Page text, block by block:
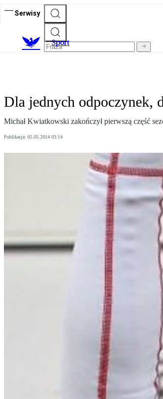
Serwisy
Sport
Dla jednych odpoczynek,
Michał Kwiatkowski zakończył pierwszą część
Publikacja: 05.05.2014 03:14